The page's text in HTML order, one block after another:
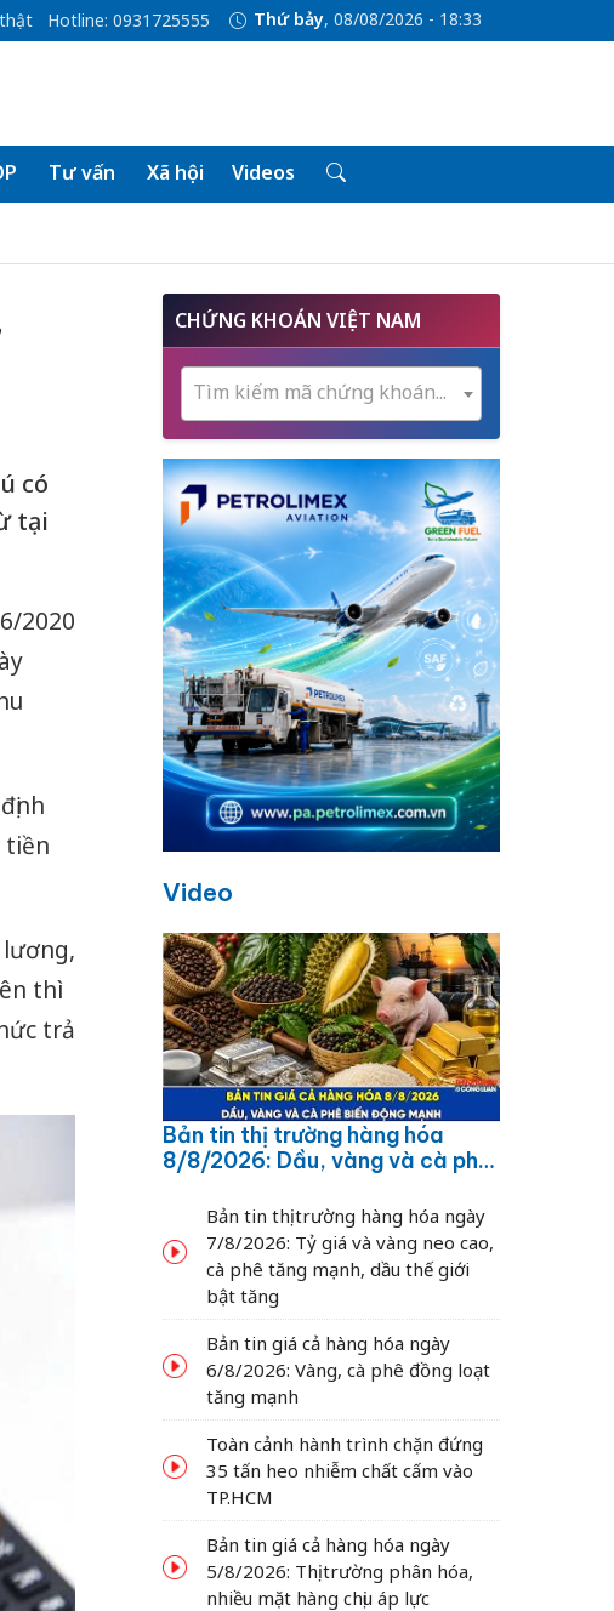
Hotline: 0931725555 Thứ bảy, 08/08/2026 - 18:33
Tư vấn Xã hội Videos
có
tại
2020
tiền
lương,
thì
trả
CHỨNG KHOÁN VIỆT NAM
Tìm kiếm mã chứng khoán...
Video
Bản tin thị trường hàng hóa
8/8/2026: Dầu, vàng và cà phê
Bản tin thị trường hàng hóa ngày
7/8/2026: Tỷ giá và vàng neo cao,
cà phê tăng mạnh, dầu thế giới
bật tăng
Bản tin giá cả hàng hóa ngày
6/8/2026: Vàng, cà phê đồng loạt
tăng mạnh
Toàn cảnh hành trình chặn đứng
35 tấn heo nhiễm chất cấm vào
TP.HCM
Bản tin giá cả hàng hóa ngày
5/8/2026: Thị trường phân hóa,
nhiều mặt hàng chịu áp lực